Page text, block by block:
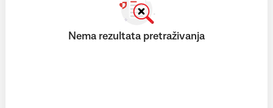
Nema rezultata pretraživanja